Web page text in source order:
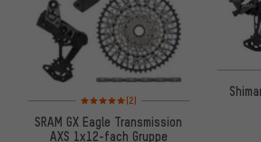
Bewertungen: 5 von 5 basierend auf 2
(2)
SRAM GX Eagle Transmission
AXS 1x12-fach Gruppe